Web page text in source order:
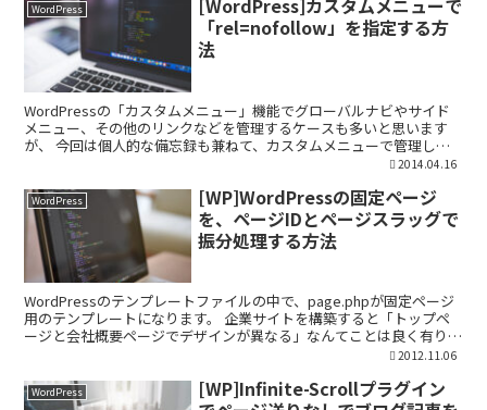
WordPress
[WordPress]カスタムメニューで
「rel=nofollow」を指定する方
法
WordPressの「カスタムメニュー」機能でグローバルナビやサイド
メニュー、その他のリンクなどを管理するケースも多いと思います
が、 今回は個人的な備忘録も兼ねて、カスタムメニューで管理して
2014.04.16
WordPress
[WP]WordPressの固定ページ
を、ページIDとページスラッグで
振分処理する方法
WordPressのテンプレートファイルの中で、page.phpが固定ページ
用のテンプレートになります。 企業サイトを構築すると「トップペ
ージと会社概要ページでデザインが異なる」なんてことは良く有りま
2012.11.06
WordPress
[WP]Infinite-Scrollプラグイン